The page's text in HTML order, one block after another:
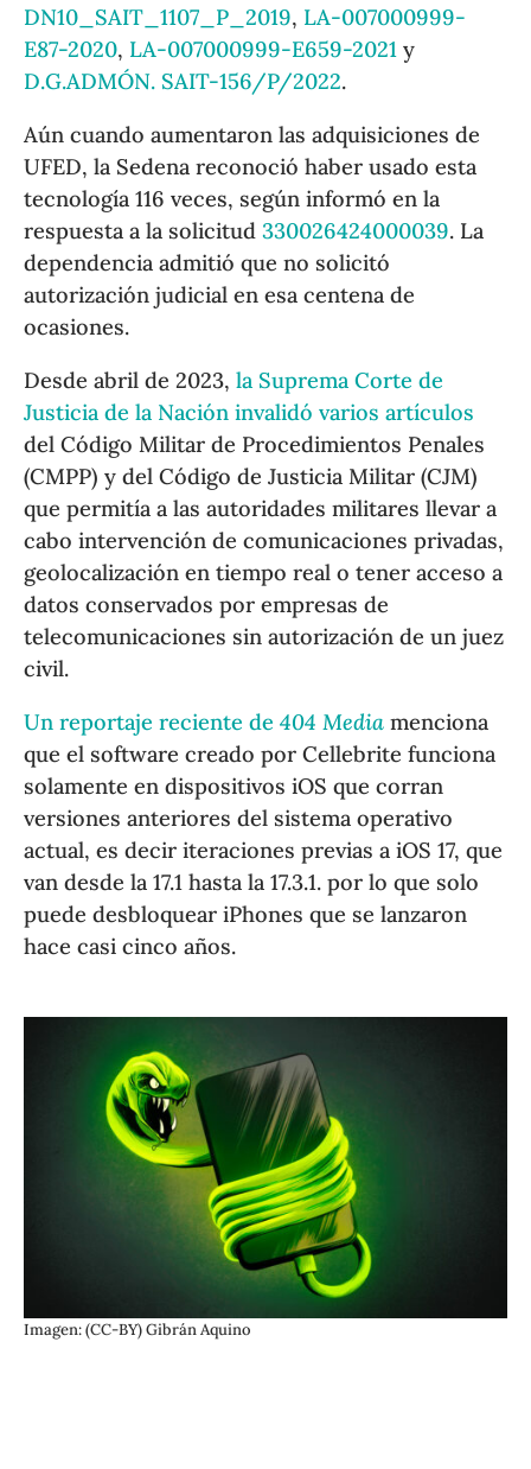
DN10_SAIT_1107_P_2019, LA-007000999-
E87-2020, LA-007000999-E659-2021 y
D.G.ADMÓN. SAIT-156/P/2022.
Aún cuando aumentaron las adquisiciones de
UFED, la Sedena reconoció haber usado esta
tecnología 116 veces, según informó en la
respuesta a la solicitud 330026424000039. La
dependencia admitió que no solicitó
autorización judicial en esa centena de
ocasiones.
Desde abril de 2023,la Suprema Corte de
Justicia de la Nación invalidó varios artículos
del Código Militar de Procedimientos Penales
(CMPP) y del Código de Justicia Militar (CJM)
que permitía a las autoridades militares llevar a
cabo intervención de comunicaciones privadas,
geolocalización en tiempo real o tener acceso a
datos conservados por empresas de
telecomunicaciones sin autorización de un juez
civil.
Un reportaje reciente de404 Media menciona
que el software creado por Cellebrite funciona
solamente en dispositivos iOS que corran
versiones anteriores del sistema operativo
actual, es decir iteraciones previas a iOS 17, que
van desde la 17.1 hasta la 17.3.1. por lo que solo
puede desbloquear iPhones que se lanzaron
hace casi cinco años.
Imagen: (CC-BY) Gibrán Aquino